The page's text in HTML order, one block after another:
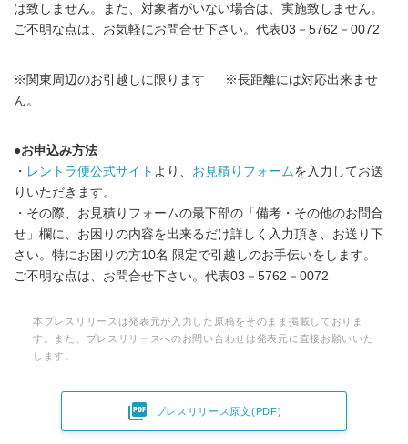
は致しません。また、対象者がいない場合は、実施致しません。
ご不明な点は、お気軽にお問合せ下さい。代表03－5762－0072
※関東周辺のお引越しに限ります ※長距離には対応出来ませ
ん。
●お申込み方法
・ レントラ便公式サイト より、 お見積りフォームを入力してお送
りいただきます。
・その際、お見積りフォームの最下部の「備考・その他のお問合
せ」欄に、お困りの内容を出来るだけ詳しく入力頂き、お送り下
さい。特にお困りの方10名 限定で引越しのお手伝いをします。
ご不明な点は、お問合せ下さい。代表03－5762－0072
本プレスリリースは発表元が入力した原稿をそのまま掲載しておりま
す。また、プレスリリースへのお問い合わせは発表元に直接お願いいた
します。
 プレスリリース原文(PDF)